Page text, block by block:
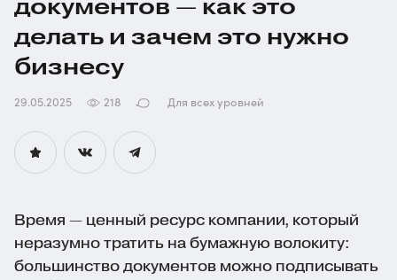
документов — как это
делать и зачем это нужно
бизнесу
29.05.2025 218 Для всех уровней
Время — ценный ресурс компании, который
неразумно тратить на бумажную волокиту:
большинство документов можно подписывать